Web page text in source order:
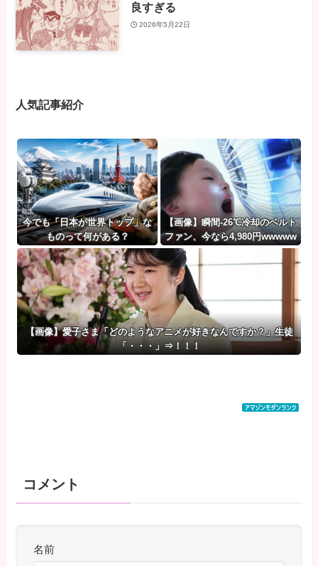
良すぎる
2026年5月22日
人気記事紹介
今でも「日本が世界トップ」な
ものって何がある？
【画像】瞬間-26℃冷却のベルト
ファン、今なら4,980円wwwww
【画像】愛子さま「どのようなアニメが好きなんですか？」生徒
「・・・」⇒！！！
コメント
名前